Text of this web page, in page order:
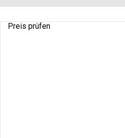
Preis prüfen